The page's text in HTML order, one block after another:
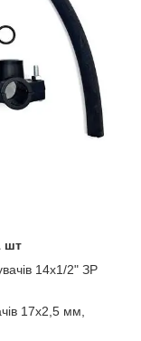
шт
14х1/2" ЗР
17х2,5 мм,